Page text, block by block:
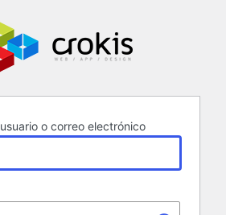
o correo electrónico